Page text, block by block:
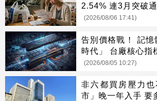
2.54% 連3月突破
(2026/08/06 17:41)
告別價格戰！ 記憶
時代」 台廠核心指
(2026/08/05 10:27)
非六都買房壓力
市」晚一年入手 要